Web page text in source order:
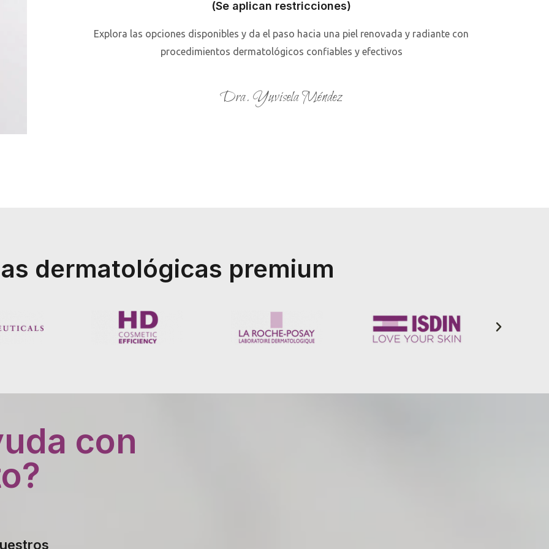
(Se aplican restricciones)
Explora las opciones disponibles y da el paso hacia una piel renovada y radiante con
procedimientos dermatológicos confiables y efectivos
Dra. Yuvisela Méndez
dermatológicas premium
con